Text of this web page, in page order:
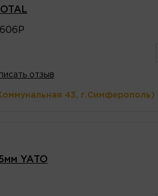
отзыв
43, г.Симферополь)
YATO